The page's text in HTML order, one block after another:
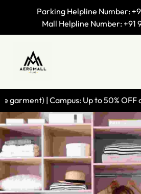
Parking Helpline Number:
Mall Helpline Number: +91
| Campus: Up to 50% OFF